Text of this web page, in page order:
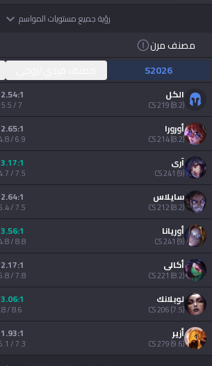
رؤية جميع مستويات المواسم
مصنف مرن
S2026
الكل
CS219(8.2)
2.54:1 KDA
7 / 5.5 / 6.9
أورورا
CS214(8.2)
2.65:1 KDA
6.9 / 4.8 / 5.9
آري
CS241 (9)
3.17:1 KDA
7.5 / 4.7 / 7.3
سايلاس
CS212(8.2)
2.64:1 KDA
7.5 / 5.4 / 6.8
أوريانا
CS241 (9)
3.56:1 KDA
8.8 / 4.8 / 8.4
أكالي
CS221 (8.2)
2.17:1 KDA
7.8 / 5.8 / 4.9
لوبلانك
CS206(7.5)
3.06:1 KDA
8.6 / 4.8 / 6
أزير
CS279(9.6)
1.93:1 KDA
7.3 / 6.1 / 4.5
OP.GG for Mobile
AllT
Esports
magyar
suomi
Türkçe
limba română
português
简体中文
繁體中文
српски језик
italiano
ไทย